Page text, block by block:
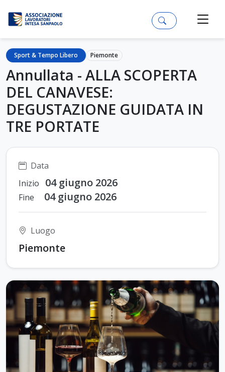
Sport & Tempo Libero Piemonte
Annullata - ALLA SCOPERTA
DEL CANAVESE:
DEGUSTAZIONE GUIDATA IN
TRE PORTATE
Data
Inizio
04 giugno 2026
Fine 04 giugno 2026
Luogo
Piemonte